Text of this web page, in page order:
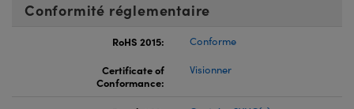
Conformité réglementaire
RoHS 2015:
Conforme
Certificate of
Conformance:
Visionner